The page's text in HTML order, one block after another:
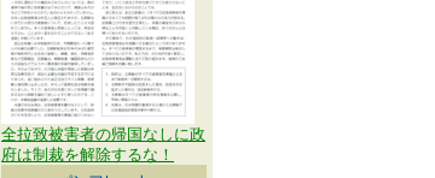
全拉致被害者の帰国なしに政
府は制裁を解除するな！